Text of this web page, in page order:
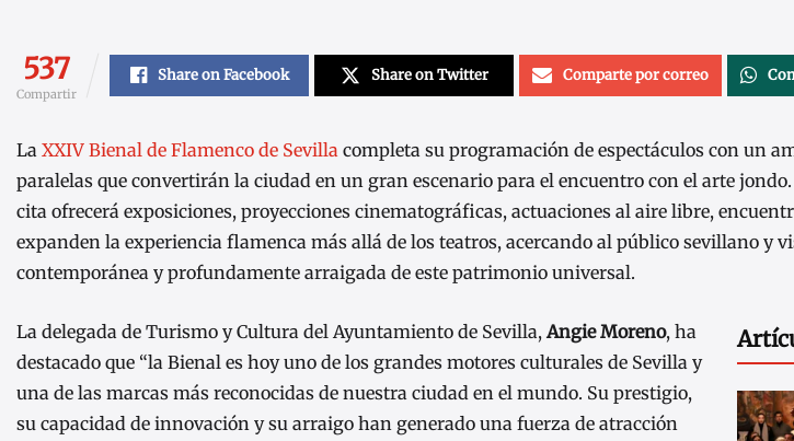
537
Compartir
Share on Facebook Share on Twitter Comparte por correo
La XXIV Bienal de Flamenco de Sevilla completa su programación de espectáculos con un
paralelas que convertirán la ciudad en un gran escenario para el encuentro con el arte
cita ofrecerá exposiciones, proyecciones cinematográficas, actuaciones al aire libre,
expanden la experiencia flamenca más allá de los teatros, acercando al público sevillano y
contemporánea y profundamente arraigada de este patrimonio universal.
La delegada de Turismo y Cultura del Ayuntamiento de Sevilla, Angie Moreno, ha
destacado que “la Bienal es hoy uno de los grandes motores culturales de Sevilla y
una de las marcas más reconocidas de nuestra ciudad en el mundo. Su prestigio,
su capacidad de innovación y su arraigo han generado una fuerza de atracción